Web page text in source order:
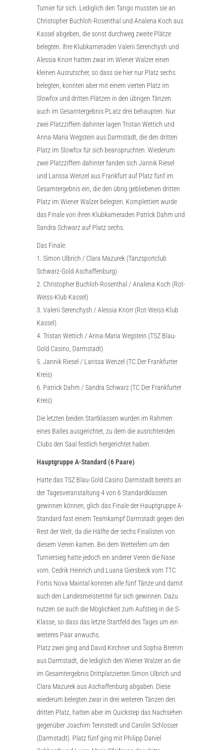
Turnier für sich. Lediglich den Tango mussten sie an
Christopher Buchloh-Rosenthal und Analena Koch aus
Kassel abgeben, die sonst durchweg zweite Plätze
belegten. Ihre Klubkameraden Valerii Serenchysh und
Alessia Knorr hatten zwar im Wiener Walzer einen
kleinen Ausrutscher, so dass sie hier nur Platz sechs
belegten, konnten aber mit einem vierten Platz im
Slowfox und dritten Plätzen in den übrigen Tänzen
auch im Gesamtergebnis PLatz drei behaupten. Nur
zwei Platzziffern dahinter lagen Tristan Wettich und
Anna-Maria Wegstein aus Darmstadt, die den dritten
Platz im Slowfox für sich beanspruchten. Wiederum
zwei Platzziffern dahinter fanden sich Jannik Riesel
und Larissa Wenzel aus Frankfurt auf Platz fünf im
Gesamtergebnis ein, die den übrig gebliebenen dritten
Platz im Wiener Walzer belegten. Komplettiert wurde
das Finale von ihren Klubkameraden Patrick Dahm und
Sandra Schwarz auf Platz sechs.
Das Finale:
1. Simon Ulbrich / Clara Mazurek (Tanzsportclub
Schwarz-Gold Aschaffenburg)
2. Christopher Buchloh-Rosenthal / Analena Koch (Rot-
Weiss-Klub Kassel)
3. Valerii Serenchysh / Alessia Knorr (Rot-Weiss-Klub
Kassel)
4. Tristan Wettich / Anna-Maria Wegstein (TSZ Blau-
Gold Casino, Darmstadt)
5. Jannik Riesel / Larissa Wenzel (TC Der Frankfurter
Kreis)
6. Patrick Dahm / Sandra Schwarz (TC Der Frankfurter
Kreis)
Die letzten beiden Startklassen wurden im Rahmen
eines Balles ausgerichtet, zu dem die ausrichtenden
Clubs den Saal festlich hergerichtet haben.
Hauptgruppe A-Standard (6 Paare)
Hatte das TSZ Blau-Gold Casino Darmstadt bereits an
der Tagesveranstaltung 4 von 6 Standardklassen
gewinnen können, glich das Finale der Hauptgruppe A-
Standard fast einem Teamkampf Darmstadt gegen den
Rest der Welt, da die Hälfte der sechs Finalisten von
diesem Verein kamen. Bei dem Wetteifern um den
Turniersieg hatte jedoch ein anderer Verein die Nase
vorn. Cedrik Heinrich und Luana Giersbeck vom TTC
Fortis Nova Maintal konnten alle fünf Tänze und damit
auch den Landesmeistertitel für sich gewinnen. Dazu
nutzen sie auch die Möglichkeit zum Aufstieg in die S-
Klasse, so dass das letzte Startfeld des Tages um ein
weiteres Paar anwuchs.
Platz zwei ging and David Kirchner und Sophia Bremm
aus Darmstadt, die lediglich den Wiener Walzer an die
im Gesamtergebnis Drittplatzierten Simon Ulbrich und
Clara Mazurek aus Aschaffenburg abgaben. Diese
wiederum belegten zwar in drei weiteren Tänzen den
dritten Platz, hatten aber im Quickstep das Nachsehen
gegenüber Joachim Tennstedt und Carolin Schlosser
(Darmstadt). Platz fünf ging mit Philipp Daniel